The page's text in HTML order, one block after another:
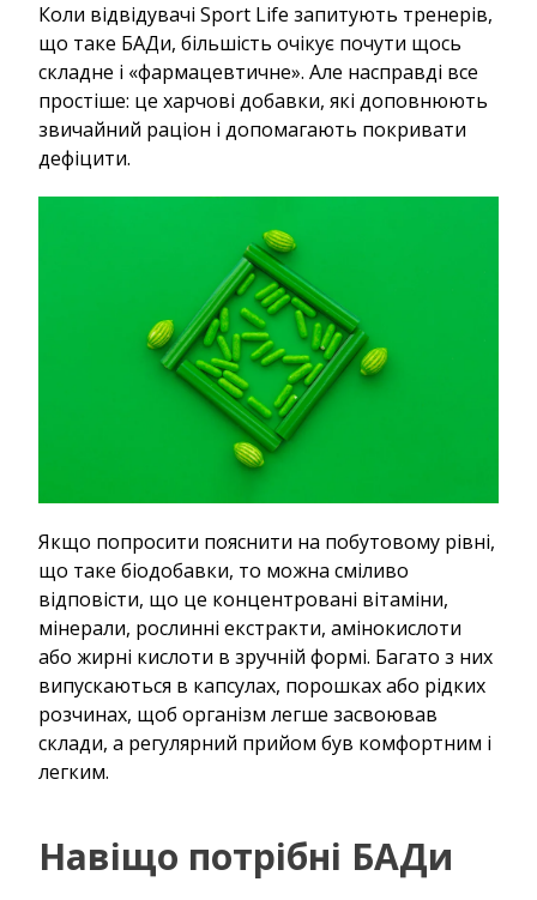
Коли відвідувачі Sport Life запитують тренерів,
що таке БАДи, більшість очікує почути щось
складне і «фармацевтичне». Але насправді все
простіше: це харчові добавки, які доповнюють
звичайний раціон і допомагають покривати
дефіцити.
Якщо попросити пояснити на побутовому рівні,
що таке біодобавки, то можна сміливо
відповісти, що це концентровані вітаміни,
мінерали, рослинні екстракти, амінокислоти
або жирні кислоти в зручній формі. Багато з них
випускаються в капсулах, порошках або рідких
розчинах, щоб організм легше засвоював
склади, а регулярний прийом був комфортним і
легким.
Навіщо потрібні БАДи